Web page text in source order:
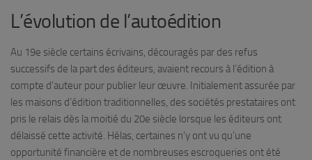
L’évolution de l’autoédition
Au 19e siècle certains écrivains, découragés par des refus
successifs de la part des éditeurs, avaient recours à l’édition à
compte d’auteur pour publier leur œuvre. Initialement assurée par
les maisons d’édition traditionnelles, des sociétés prestataires ont
pris le relais dès la moitié du 20e siècle lorsque les éditeurs ont
délaissé cette activité. Hélas, certaines n’y ont vu qu’une
opportunité financière et de nombreuses escroqueries ont été